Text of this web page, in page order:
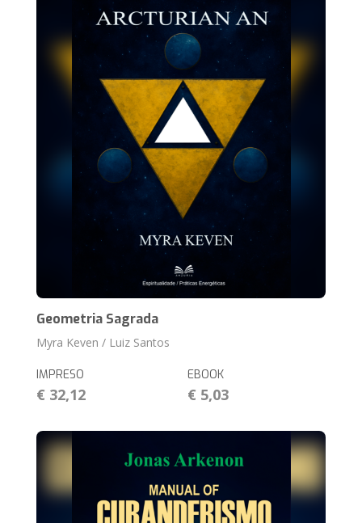
Geometria Sagrada
Myra Keven / Luiz Santos
IMPRESO
€ 32,12
EBOOK
€ 5,03